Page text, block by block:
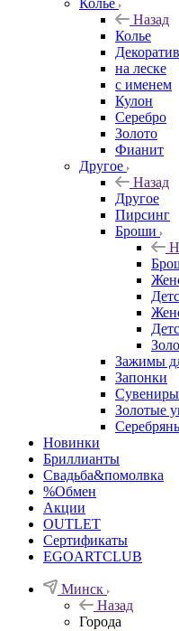
Колье
Назад
Колье
на леске
с именем
Кулон
Серебро
Золото
Фианит
Другое
Назад
Другое
Пирсинг
Броши
Зажимы
Запонки
Сувениры
Золотые
Новинки
Бриллианты
Свадьба&помолвка
%Обмен
Акции
OUTLET
Сертификаты
EGOARTCLUB
Минск
Назад
Города